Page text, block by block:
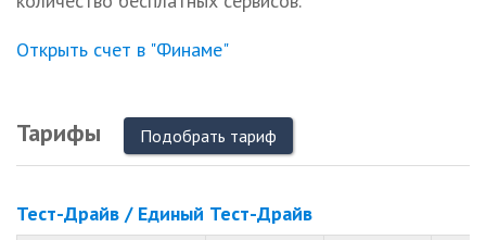
Открыть счет в "Финаме"
Тарифы Подобрать тариф
Тест-Драйв / Единый Тест-Драйв